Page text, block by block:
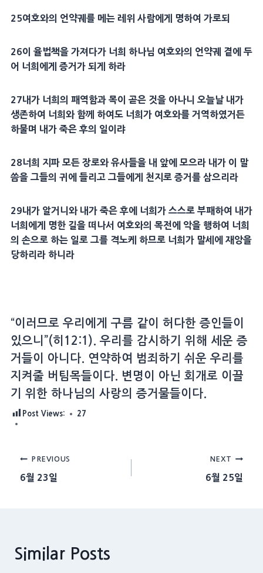
25여호와의 언약궤 를 메는 레위 사람에게 명하여 가로되
26이 율법책을 가져다가 너희 하나님 여호와의 언약궤
곁에 두
어 너희에게 증거 가 되게 하라
27내가 너희의 패역함과 목이 곧은 것을 아나니 오늘날 내가
생존하여 너희와 함께 하여도 너희가 여호와를 거역하였거든
하물며 내가 죽은 후의 일이랴
28너희 지파모든 장로와 유사들을 내 앞에 모으라 내가 이 말
씀을 그들의 귀에 들리고 그들에게 천지로 증거 를 삼으리라
29내가 알거니와 내가 죽은 후에 너희가 스스로 부패하여 내가
너희에게 명한 길을 떠나서 여호와의 목전에 악을 행하여 너희
의 손으로 하는 일로 그를 격노케 하므로 너희가 말세에 재앙을
당하리라 하니라
“이러므로 우리에게 구름 같이 허다한 증인들이
있으니”(히12:1). 우리를 감시하기 위해 세운 증
거들이 아니다. 연약하여 범죄하기 쉬운 우리를
지켜줄 버팀목들이다. 변명이 아닌 회개로 이끌
기 위한 하나님의 사랑의 증거물들이다.
Post Views: 27
Post
navigation
PREVIOUS
6월 23일
NEXT
6월 25일
Similar Posts